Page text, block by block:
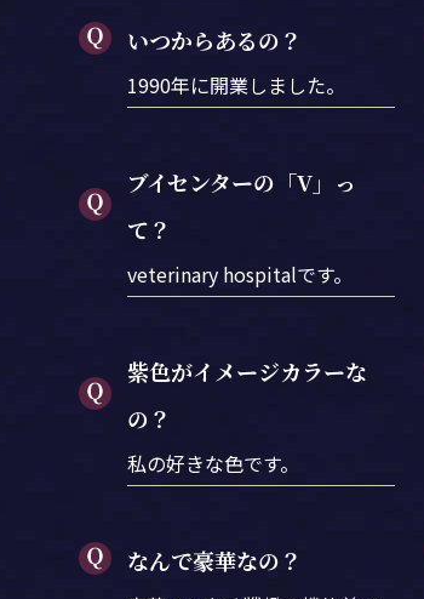
いつからあるの？
1990年に開業しました。
ブイセンターの「V」っ
て？
veterinary hospitalです。
紫色がイメージカラーな
の？
私の好きな色です。
なんで豪華なの？